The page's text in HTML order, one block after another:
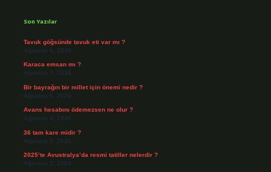
Son Yazılar
Tavuk göğsünde tavuk eti var mı ?
Ağustos 8, 2026
Karaca emsan mı ?
Ağustos 7, 2026
Bir bayrağın bir millet için önemi nedir ?
Ağustos 6, 2026
Avans hesabını ödemezsen ne olur ?
Ağustos 4, 2026
36 tam kare midir ?
Ağustos 3, 2026
2025’te Avustralya’da resmi tatiller nelerdir ?
Ağustos 3, 2026